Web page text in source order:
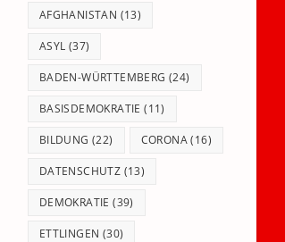
AFGHANISTAN (13)
ASYL (37)
BADEN-WÜRTTEMBERG (24)
BASISDEMOKRATIE (11)
BILDUNG (22) CORONA(16)
DATENSCHUTZ (13)
DEMOKRATIE (39)
ETTLINGEN (30)